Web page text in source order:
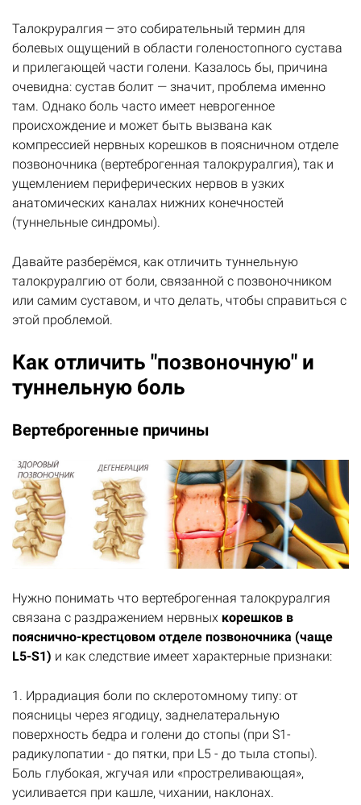
Талокруралгия — это собирательный термин для
болевых ощущений в области голеностопного сустава
и прилегающей части голени. Казалось бы, причина
очевидна: сустав болит — значит, проблема именно
там. Однако боль часто имеет неврогенное
происхождение и может быть вызвана как
компрессией нервных корешков в поясничном отделе
позвоночника (вертеброгенная талокруралгия), так и
ущемлением периферических нервов в узких
анатомических каналах нижних конечностей
(туннельные синдромы).
Давайте разберёмся, как отличить туннельную
талокруралгию от боли, связанной с позвоночником
или самим суставом, и что делать, чтобы справиться с
этой проблемой.
Как отличить "позвоночную" и
туннельную боль
Вертеброгенные причины
Нужно понимать что вертеброгенная талокруралгия
связана с раздражением нервных корешков в
пояснично-крестцовом отделе позвоночника (чаще
L5-S1) и как следствие имеет характерные признаки:
1. Иррадиация боли по склеротомному типу: от
поясницы через ягодицу, заднелатеральную
поверхность бедра и голени до стопы (при S1-
радикулопатии - до пятки, при L5 - до тыла стопы).
Боль глубокая, жгучая или «простреливающая»,
усиливается при кашле, чихании, наклонах.